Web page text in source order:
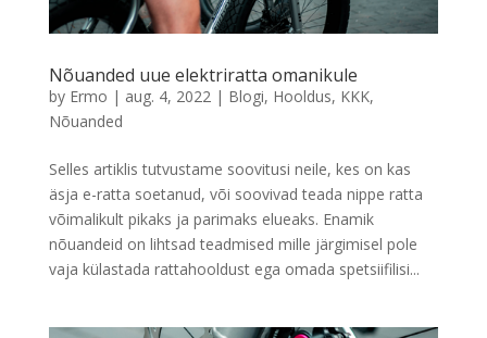
Nõuanded uue elektriratta omanikule
by Ermo | aug. 4, 2022 | Blogi, Hooldus, KKK,
Nõuanded
Selles artiklis tutvustame soovitusi neile, kes on kas
äsja e-ratta soetanud, või soovivad teada nippe ratta
võimalikult pikaks ja parimaks elueaks. Enamik
nõuandeid on lihtsad teadmised mille järgimisel pole
vaja külastada rattahooldust ega omada spetsiifilisi...